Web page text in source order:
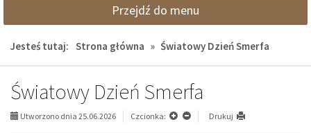
Przejdź do menu
Jesteś tutaj: Strona główna » Światowy Dzień Smerfa
Światowy Dzień Smerfa
Utworzono dnia 25.06.2026 Czcionka: Drukuj